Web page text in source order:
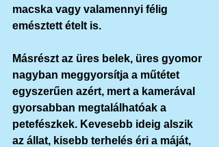
macska vagy valamennyi félig
emésztett ételt is.
Másrészt az üres belek, üres gyomor
nagyban meggyorsítja a műtétet
egyszerűen azért, mert a kamerával
gyorsabban megtalálhatóak a
petefészkek. Kevesebb ideig alszik
az állat, kisebb terhelés éri a máját,